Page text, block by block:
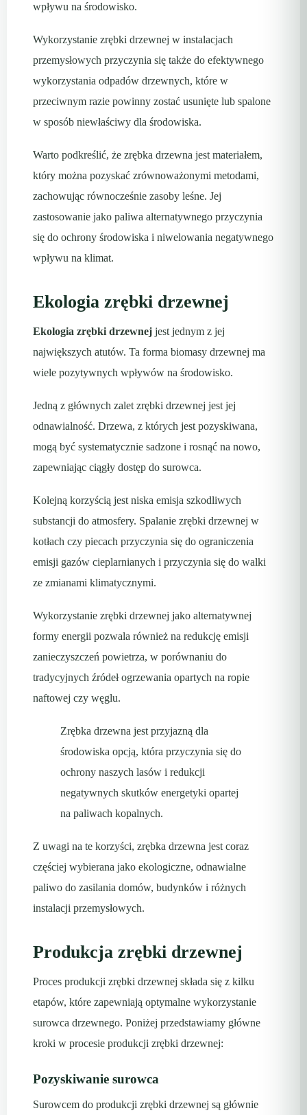
wpływu na środowisko.
Wykorzystanie zrębki drzewnej w instalacjach
przemysłowych przyczynia się także do efektywnego
wykorzystania odpadów drzewnych, które w
przeciwnym razie powinny zostać usunięte lub spalone
w sposób niewłaściwy dla środowiska.
Warto podkreślić, że zrębka drzewna jest materiałem,
który można pozyskać zrównoważonymi metodami,
zachowując równocześnie zasoby leśne. Jej
zastosowanie jako paliwa alternatywnego przyczynia
się do ochrony środowiska i niwelowania negatywnego
wpływu na klimat.
Ekologia zrębki drzewnej
Ekologia zrębki drzewnej jest jednym z jej
największych atutów. Ta forma biomasy drzewnej ma
wiele pozytywnych wpływów na środowisko.
Jedną z głównych zalet zrębki drzewnej jest jej
odnawialność. Drzewa, z których jest pozyskiwana,
mogą być systematycznie sadzone i rosnąć na nowo,
zapewniając ciągły dostęp do surowca.
Kolejną korzyścią jest niska emisja szkodliwych
substancji do atmosfery. Spalanie zrębki drzewnej w
kotłach czy piecach przyczynia się do ograniczenia
emisji gazów cieplarnianych i przyczynia się do walki
ze zmianami klimatycznymi.
Wykorzystanie zrębki drzewnej jako alternatywnej
formy energii pozwala również na redukcję emisji
zanieczyszczeń powietrza, w porównaniu do
tradycyjnych źródeł ogrzewania opartych na ropie
naftowej czy węglu.
Zrębka drzewna jest przyjazną dla
środowiska opcją, która przyczynia się do
ochrony naszych lasów i redukcji
negatywnych skutków energetyki opartej
na paliwach kopalnych.
Z uwagi na te korzyści, zrębka drzewna jest coraz
częściej wybierana jako ekologiczne, odnawialne
paliwo do zasilania domów, budynków i różnych
instalacji przemysłowych.
Produkcja zrębki drzewnej
Proces produkcji zrębki drzewnej składa się z kilku
etapów, które zapewniają optymalne wykorzystanie
surowca drzewnego. Poniżej przedstawiamy główne
kroki w procesie produkcji zrębki drzewnej:
Pozyskiwanie surowca
Surowcem do produkcji zrębki drzewnej są głównie